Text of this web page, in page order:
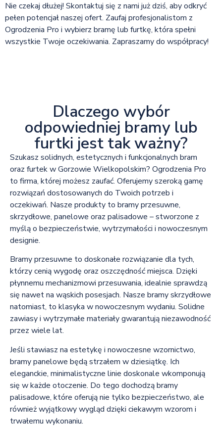
Nie czekaj dłużej! Skontaktuj się z nami już dziś, aby odkryć
pełen potencjał naszej ofert. Zaufaj profesjonalistom z
Ogrodzenia Pro i wybierz bramę lub furtkę, która spełni
wszystkie Twoje oczekiwania. Zapraszamy do współpracy!
Dlaczego wybór
odpowiedniej bramy lub
furtki jest tak ważny?
Szukasz solidnych, estetycznych i funkcjonalnych bram
oraz furtek w Gorzowie Wielkopolskim? Ogrodzenia Pro
to firma, której możesz zaufać. Oferujemy szeroką gamę
rozwiązań dostosowanych do Twoich potrzeb i
oczekiwań. Nasze produkty to bramy przesuwne,
skrzydłowe, panelowe oraz palisadowe – stworzone z
myślą o bezpieczeństwie, wytrzymałości i nowoczesnym
designie.
Bramy przesuwne to doskonałe rozwiązanie dla tych,
którzy cenią wygodę oraz oszczędność miejsca. Dzięki
płynnemu mechanizmowi przesuwania, idealnie sprawdzą
się nawet na wąskich posesjach. Nasze bramy skrzydłowe
natomiast, to klasyka w nowoczesnym wydaniu. Solidne
zawiasy i wytrzymałe materiały gwarantują niezawodność
przez wiele lat.
Jeśli stawiasz na estetykę i nowoczesne wzornictwo,
bramy panelowe będą strzałem w dziesiątkę. Ich
eleganckie, minimalistyczne linie doskonale wkomponują
się w każde otoczenie. Do tego dochodzą bramy
palisadowe, które oferują nie tylko bezpieczeństwo, ale
również wyjątkowy wygląd dzięki ciekawym wzorom i
trwałemu wykonaniu.